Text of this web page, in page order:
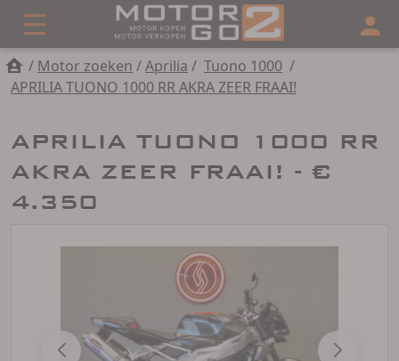
/ Motor zoeken /Aprilia / Tuono 1000 /
APRILIA TUONO 1000 RR AKRA ZEER FRAAI!
APRILIA TUONO 1000 RR
AKRA ZEER FRAAI! - €
4.350